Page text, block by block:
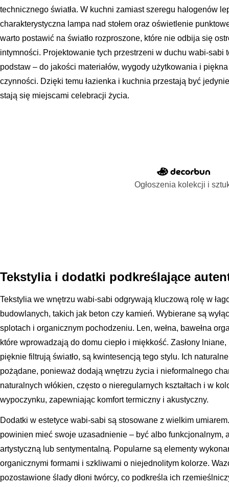
technicznego światła. W kuchni zamiast szeregu halogenów
charakterystyczna lampa nad stołem oraz oświetlenie
warto postawić na światło rozproszone, które nie odbija się
intymności. Projektowanie tych przestrzeni w duchu wabi-sabi
podstaw – do jakości materiałów, wygody użytkowania i
czynności. Dzięki temu łazienka i kuchnia przestają być
stają się miejscami celebracji życia.
Ogłoszenia kolekcji i
Tekstylia i dodatki podkreślające
Tekstylia we wnętrzu wabi-sabi odgrywają kluczową rolę w
budowlanych, takich jak beton czy kamień. Wybierane są
splotach i organicznym pochodzeniu. Len, wełna, bawełna
które wprowadzają do domu ciepło i miękkość. Zasłony
pięknie filtrują światło, są kwintesencją tego stylu. Ich
pożądane, ponieważ dodają wnętrzu życia i nieformalnego
naturalnych włókien, często o nieregularnych kształtach i w
wypoczynku, zapewniając komfort termiczny i akustyczny.
Dodatki w estetyce wabi-sabi są stosowane z wielkim
powinien mieć swoje uzasadnienie – być albo funkcjonalnym,
artystyczną lub sentymentalną. Popularne są elementy
organicznymi formami i szkliwami o niejednolitym kolorze.
pozostawione ślady dłoni twórcy, co podkreśla ich